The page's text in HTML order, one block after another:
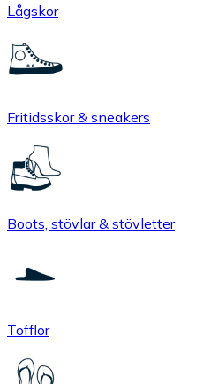
Lågskor
Fritidsskor & sneakers
Boots, stövlar & stövletter
Tofflor